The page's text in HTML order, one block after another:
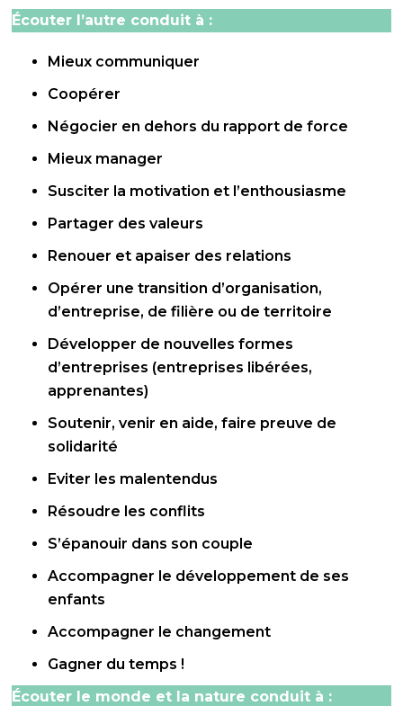
Écouter l’autre conduit à :
Mieux communiquer
Coopérer
Négocier en dehors du rapport de force
Mieux manager
Susciter la motivation et l’enthousiasme
Partager des valeurs
Renouer et apaiser des relations
Opérer une transition d’organisation,
d’entreprise, de filière ou de territoire
Développer de nouvelles formes
d’entreprises (entreprises libérées,
apprenantes)
Soutenir, venir en aide, faire preuve de
solidarité
Eviter les malentendus
Résoudre les conflits
S’épanouir dans son couple
Accompagner le développement de ses
enfants
Accompagner le changement
Gagner du temps !
Écouter le monde et la nature conduit à :